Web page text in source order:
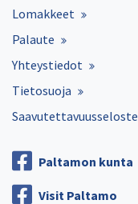
Lomakkeet
Palaute
Yhteystiedot
Tietosuoja
Saavutettavuusseloste
Paltamon kunta
Visit Paltamo